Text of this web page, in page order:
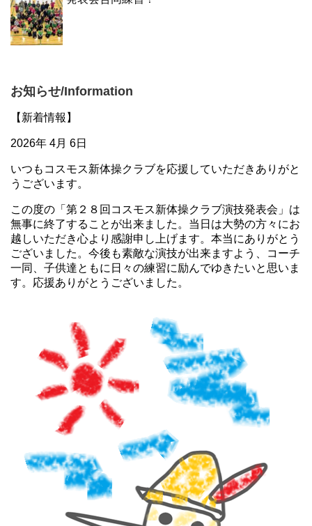
お知らせ/Information
【新着情報】
2026年 4月 6日
いつもコスモス新体操クラブを応援していただきありがと
うございます。
この度の「第２８回コスモス新体操クラブ演技発表会」は
無事に終了することが出来ました。当日は大勢の方々にお
越しいただき心より感謝申し上げます。本当にありがとう
ございました。今後も素敵な演技が出来ますよう、コーチ
一同、子供達ともに日々の練習に励んでゆきたいと思いま
す。応援ありがとうございました。